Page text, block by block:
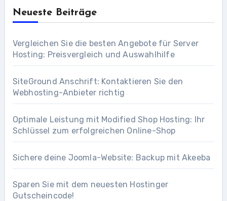
Neueste Beiträge
Vergleichen Sie die besten Angebote für Server
Hosting: Preisvergleich und Auswahlhilfe
SiteGround Anschrift: Kontaktieren Sie den
Webhosting-Anbieter richtig
Optimale Leistung mit Modified Shop Hosting: Ihr
Schlüssel zum erfolgreichen Online-Shop
Sichere deine Joomla-Website: Backup mit Akeeba
Sparen Sie mit dem neuesten Hostinger
Gutscheincode!